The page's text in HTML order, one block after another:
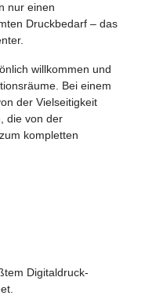
nur einen
Druckbedarf – das
willkommen und
Bei einem
der Vielseitigkeit
die von der
kompletten
Digitaldruck-